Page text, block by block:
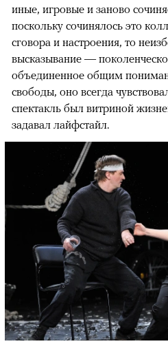
иные, игровые и заново
поскольку сочинялось это
сговора и настроения, то
высказывание —
объединенное общим
свободы, оно всегда
спектакль был витриной
задавал лайфстайл.